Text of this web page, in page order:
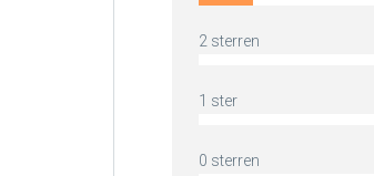
2 sterren
1 ster
0 sterren